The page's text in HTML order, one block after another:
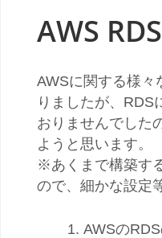
AWS
AWSに関する様々
りましたが、RDS
おりませんでした
ようと思います。
※あくまで構築す
ので、細かな設定
AWSの